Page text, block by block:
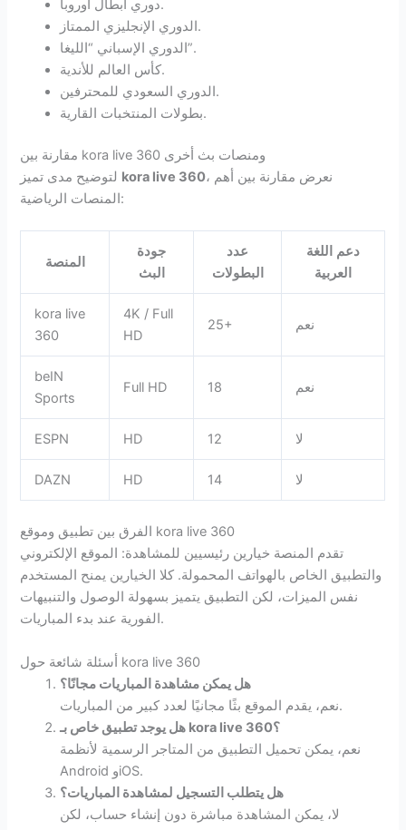
دوري أبطال أوروبا.
الدوري الإنجليزي الممتاز.
الدوري الإسباني “الليغا”.
كأس العالم للأندية.
الدوري السعودي للمحترفين.
بطولات المنتخبات القارية.
مقارنة بين kora live 360 ومنصات بث أخرى
kora live 360، نعرض مقارنة بين أهم
المنصات الرياضية:
المنصة
جودة
البث
عدد
البطولات
دعم اللغة
العربية
kora live
360
4K / Full
HD
25+ نعم
beIN
Sports
Full HD 18 نعم
ESPN HD 12 لا
DAZN HD 14 لا
الفرق بين تطبيق وموقع kora live 360
تقدم المنصة خيارين رئيسيين للمشاهدة: الموقع الإلكتروني
والتطبيق الخاص بالهواتف المحمولة. كلا الخيارين يمنح المستخدم
نفس الميزات، لكن التطبيق يتميز بسهولة الوصول والتنبيهات
الفورية عند بدء المباريات.
أسئلة شائعة حول kora live 360
هل يمكن مشاهدة المباريات مجانًا؟
نعم، يقدم الموقع بثًا مجانيًا لعدد كبير من المباريات.
هل يوجد تطبيق خاص بـ kora live 360؟
نعم، يمكن تحميل التطبيق من المتاجر الرسمية لأنظمة
Android وiOS.
هل يتطلب التسجيل لمشاهدة المباريات؟
لا، يمكن المشاهدة مباشرة دون إنشاء حساب، لكن